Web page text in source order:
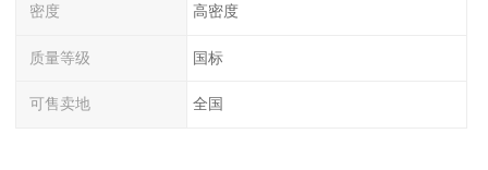
密度 高密度
质量等级 国标
可售卖地 全国